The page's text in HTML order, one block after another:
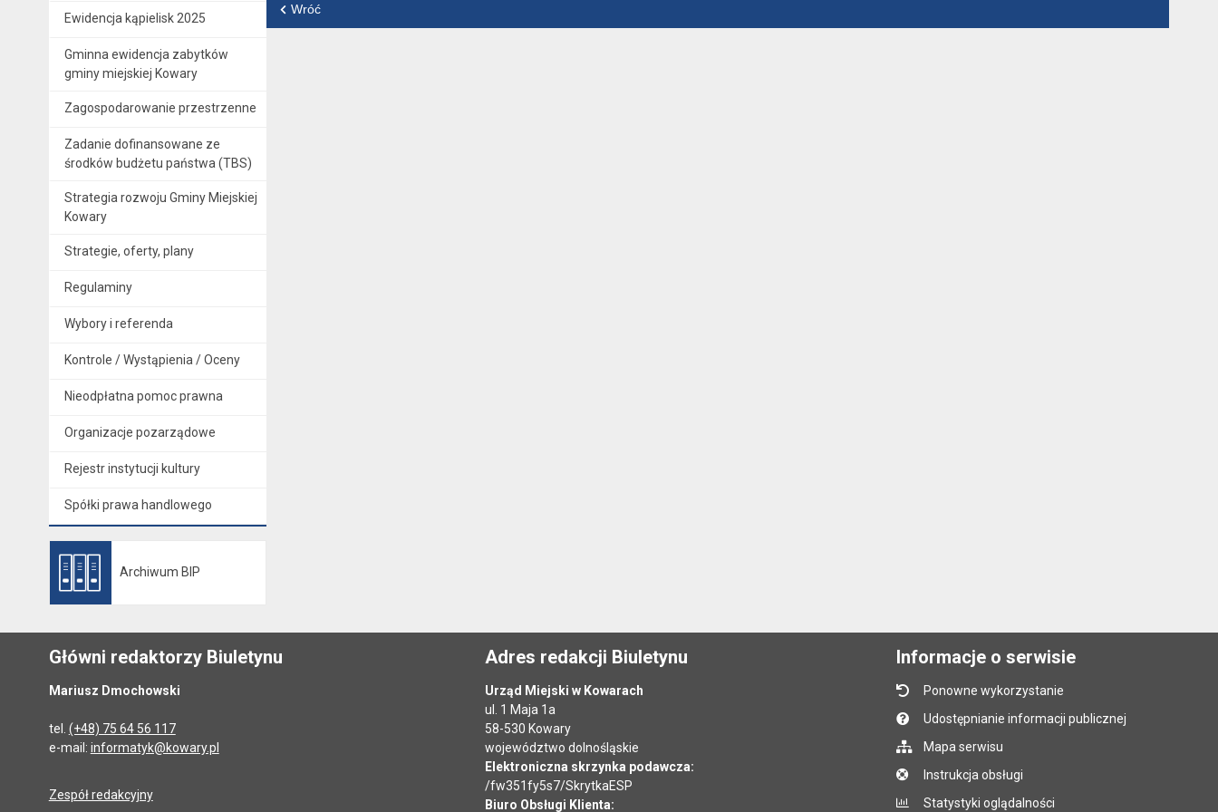
Ewidencja kąpielisk 2025
Gminna ewidencja zabytków
gminy miejskiej Kowary
Zagospodarowanie przestrzenne
Zadanie dofinansowane ze
środków budżetu państwa (TBS)
Strategia rozwoju Gminy Miejskiej
Kowary
Strategie, oferty, plany
Regulaminy
Wybory i referenda
Kontrole / Wystąpienia / Oceny
Nieodpłatna pomoc prawna
Organizacje pozarządowe
Rejestr instytucji kultury
Spółki prawa handlowego
Archiwum BIP
Wróć
Główni redaktorzy Biuletynu
Mariusz Dmochowski
tel. (+48) 75 64 56 117
e-mail: informatyk@kowary.pl
Zespół redakcyjny
Adres redakcji Biuletynu
Urząd Miejski w Kowarach
ul. 1 Maja 1a
58-530 Kowary
województwo dolnośląskie
Elektroniczna skrzynka podawcza:
/fw351fy5s7/SkrytkaESP
Biuro Obsługi Klienta:
Informacje o serwisie
Ponowne wykorzystanie
Udostępnianie informacji publicznej
Mapa serwisu
Instrukcja obsługi
Statystyki oglądalności